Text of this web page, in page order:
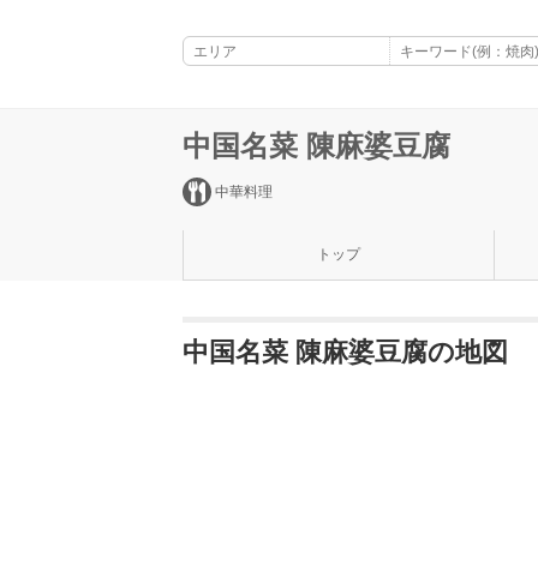
中国名菜 陳麻婆豆腐
中華料理
トップ
中国名菜 陳麻婆豆腐の地図